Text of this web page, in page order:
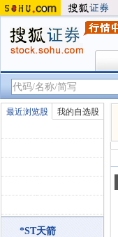
最近浏览股 我的自选股
*ST天箭